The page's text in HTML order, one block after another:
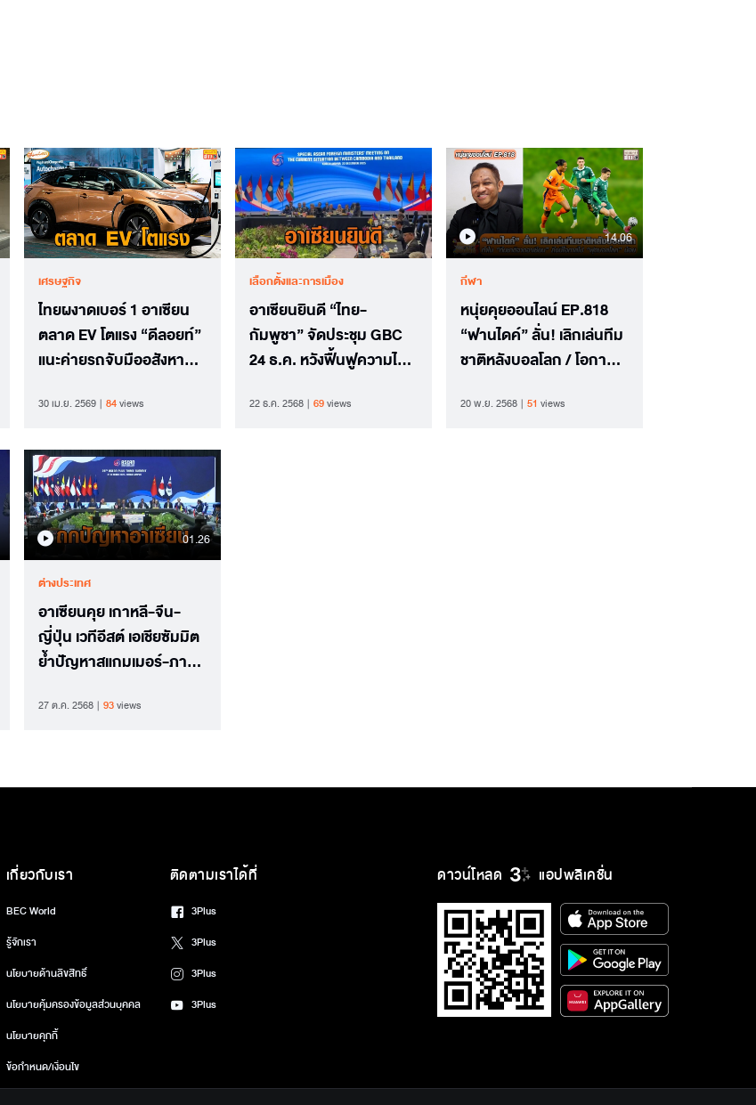
เศรษฐกิจ
ไทยผงาดเบอร์ 1 อาเซียน
ตลาด EV โตแรง “ดีลอยท์”
แนะค่ายรถจับมืออสังหาฯ
30 เม.ย. 2569 84views
เลือกตั้งและการเมือง
อาเซียนยินดี “ไทย-
กัมพูชา” จัดประชุม GBC
24 ธ.ค. หวังฟื้นฟูความไว้
ทุกรูปแบบ
22 ธ.ค. 2568 69views
14.06
กีฬา
หนุ่ยคุยออนไลน์ EP.818
“ฟานไดค์” ลั่น! เลิกเล่นทีม
ชาติหลังบอลโลก / โอกาส
ชาติจากอาเซียน”
20 พ.ย. 2568 51 views
01.26
ต่างประเทศ
อาเซียนคุย เกาหลี-จีน-
ญี่ปุ่น เวทีอีสต์ เอเชียซัมมิต
ย้ำปัญหาสแกมเมอร์-ภาษี
27 ต.ค. 2568 93views
ดาวน์โหลด แอปพลิเคชั่น
เกี่ยวกับเรา
BEC World
รู้จักเรา
นโยบายด้านลิขสิทธิ์
นโยบายคุ้มครองข้อมูลส่วนบุคคล
นโยบายคุกกี้
ข้อกำหนด/เงื่อนไข
ติดตามเราได้ที่
3Plus
3Plus
3Plus
3Plus